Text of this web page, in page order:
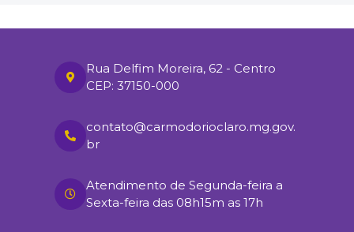
Rua Delfim Moreira, 62 - Centro
CEP: 37150-000
contato@carmodorioclaro.mg.gov.
br
Atendimento de Segunda-feira a
Sexta-feira das 08h15m as 17h